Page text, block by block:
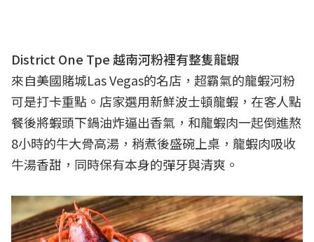
District One Tpe 越南河粉裡有整隻龍蝦
來自美國賭城Las Vegas的名店，超霸氣的龍蝦河粉
可是打卡重點。店家選用新鮮波士頓龍蝦，在客人點
餐後將蝦頭下鍋油炸逼出香氣，和龍蝦肉一起倒進熬
8小時的牛大骨高湯，稍煮後盛碗上桌，龍蝦肉吸收
牛湯香甜，同時保有本身的彈牙與清爽。